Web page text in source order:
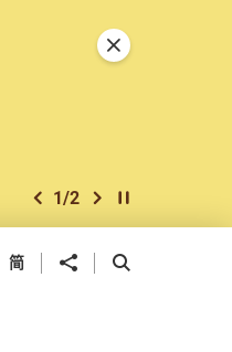
上一個
2/2 下一個開始/暫停幻燈
關閉特別通告
简 分享到 開啟搜尋框